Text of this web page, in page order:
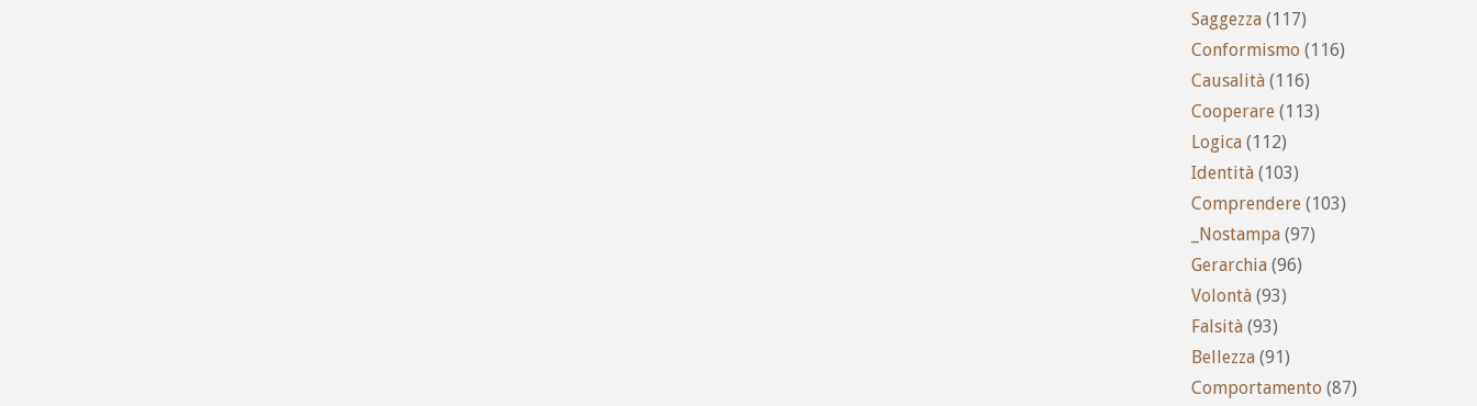
Saggezza (117)
Conformismo (116)
Causalità (116)
Cooperare (113)
Logica (112)
Identità (103)
Comprendere (103)
_Nostampa (97)
Gerarchia (96)
Volontà (93)
Falsità (93)
Bellezza (91)
Comportamento (87)